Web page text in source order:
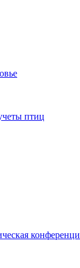
птиц